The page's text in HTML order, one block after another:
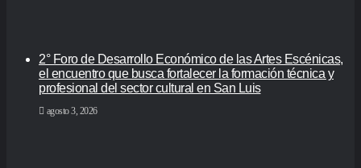
2° Foro de Desarrollo Económico de las Artes Escénicas,
el encuentro que busca fortalecer la formación técnica y
profesional del sector cultural en San Luis
agosto 3, 2026